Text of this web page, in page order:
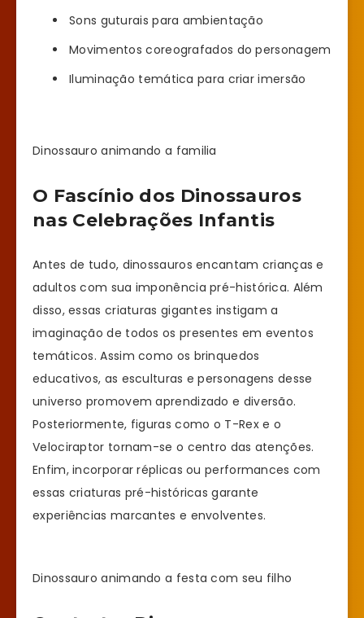
Sons guturais para ambientação
Movimentos coreografados do personagem
Iluminação temática para criar imersão
Dinossauro animando a familia
O Fascínio dos Dinossauros
nas Celebrações Infantis
Antes de tudo, dinossauros encantam crianças e
adultos com sua imponência pré-histórica. Além
disso, essas criaturas gigantes instigam a
imaginação de todos os presentes em eventos
temáticos. Assim como os brinquedos
educativos, as esculturas e personagens desse
universo promovem aprendizado e diversão.
Posteriormente, figuras como o T-Rex e o
Velociraptor tornam-se o centro das atenções.
Enfim, incorporar réplicas ou performances com
essas criaturas pré-históricas garante
experiências marcantes e envolventes.
Dinossauro animando a festa com seu filho